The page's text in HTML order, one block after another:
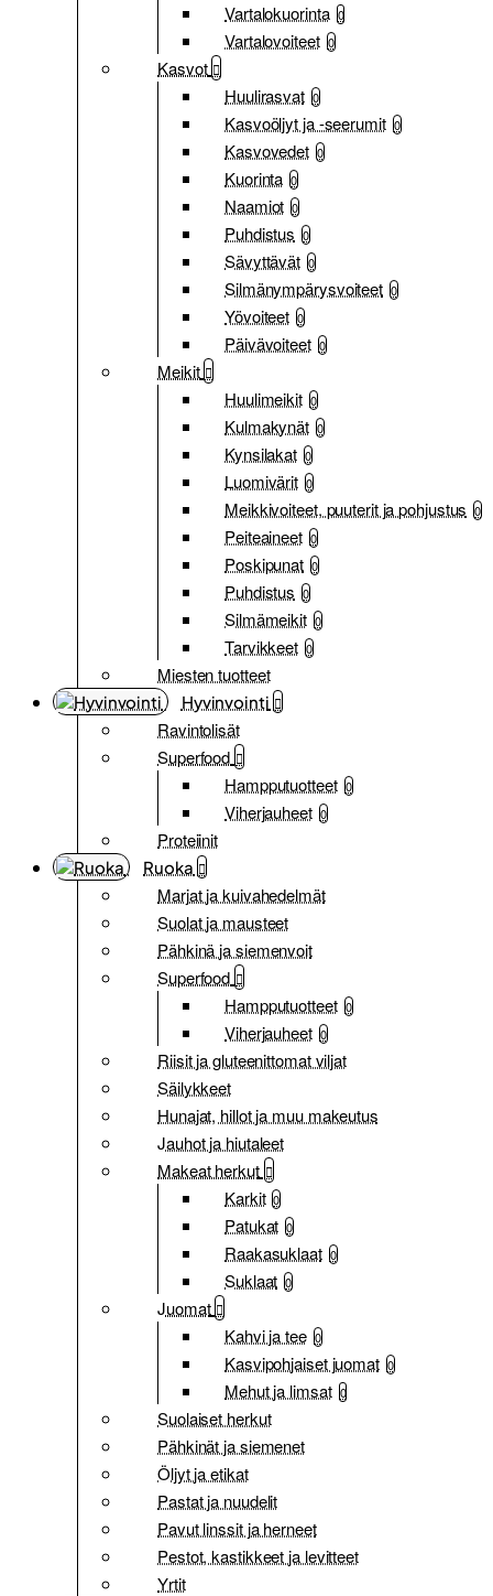
Vartalokuorinta 0
Vartalovoiteet 0
Kasvot
Huulirasvat 0
Kasvoöljyt ja -seerumit 0
Kasvovedet 0
Kuorinta 0
Naamiot 0
Puhdistus 0
Sävyttävät 0
Silmänympärysvoiteet 0
Yövoiteet 0
Päivävoiteet 0
Meikit
Huulimeikit 0
Kulmakynät 0
Kynsilakat 0
Luomivärit 0
Meikkivoiteet, puuterit ja pohjustus 0
Peiteaineet 0
Poskipunat 0
Puhdistus 0
Silmämeikit 0
Tarvikkeet 0
Miesten tuotteet
Hyvinvointi
Ravintolisät
Superfood
Hampputuotteet 0
Viherjauheet 0
Proteiinit
Ruoka
Marjat ja kuivahedelmät
Suolat ja mausteet
Pähkinä ja siemenvoit
Superfood
Hampputuotteet 0
Viherjauheet 0
Riisit ja gluteenittomat viljat
Säilykkeet
Hunajat, hillot ja muu makeutus
Jauhot ja hiutaleet
Makeat herkut
Karkit 0
Patukat 0
Raakasuklaat 0
Suklaat 0
Juomat
Kahvi ja tee 0
Kasvipohjaiset juomat 0
Mehut ja limsat 0
Suolaiset herkut
Pähkinät ja siemenet
Öljyt ja etikat
Pastat ja nuudelit
Pavut linssit ja herneet
Pestot, kastikkeet ja levitteet
Yrtit